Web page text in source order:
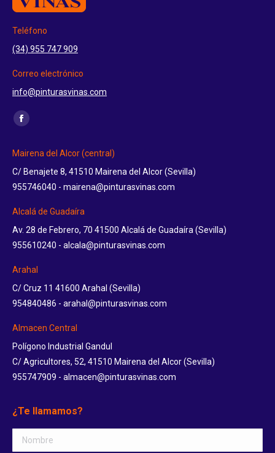
Teléfono
(34) 955 747 909
Correo electrónico
info@pinturasvinas.com
Encuéntranos en:
Facebook
opens
in
new
Mairena del Alcor (central)
C/ Benajete 8, 41510 Mairena del Alcor (Sevilla)
955746040 - mairena@pinturasvinas.com
Alcalá de Guadaíra
Av. 28 de Febrero, 70 41500 Alcalá de Guadaíra (Sevilla)
955610240 - alcala@pinturasvinas.com
Arahal
C/ Cruz 11 41600 Arahal (Sevilla)
954840486 - arahal@pinturasvinas.com
Almacen Central
Polígono Industrial Gandul
C/ Agricultores, 52, 41510 Mairena del Alcor (Sevilla)
955747909 - almacen@pinturasvinas.com
¿Te llamamos?